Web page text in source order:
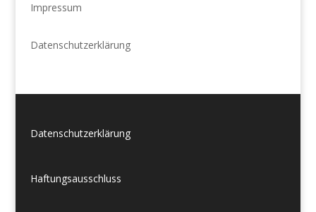
Impressum
Datenschutzerklärung
Datenschutzerklärung
Haftungsausschluss